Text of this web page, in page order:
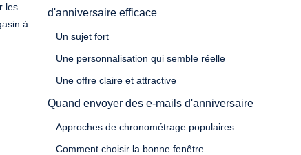
les
à
d'anniversaire efficace
Un sujet fort
Une personnalisation qui semble réelle
Une offre claire et attractive
Quand envoyer des e-mails d'anniversaire
Approches de chronométrage populaires
Comment choisir la bonne fenêtre